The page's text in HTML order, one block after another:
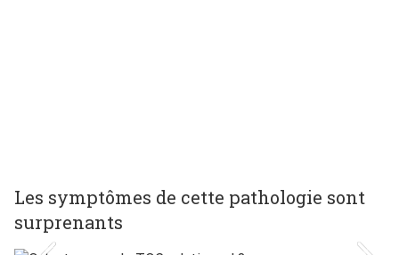
Les symptômes de cette pathologie sont
surprenants